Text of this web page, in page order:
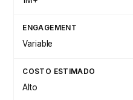
Variable
Alto